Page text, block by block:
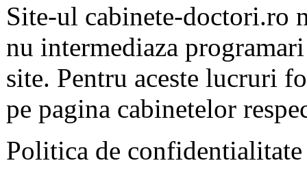
Site-ul cabinete-doctori.ro
nu intermediaza
site. Pentru aceste lucruri
pe pagina cabinetelor
Politica de confidentialitate